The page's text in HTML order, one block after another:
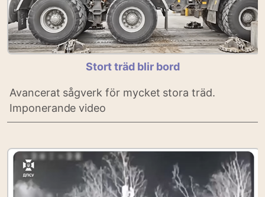
Stort träd blir bord
Avancerat sågverk för mycket stora träd.
Imponerande video